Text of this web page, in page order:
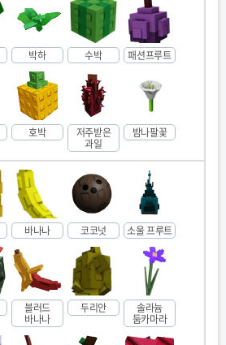
박하 수박 패션프루트
호박 저주받은
과일
밤나팔꽃
바나나 코코넛 소울 프루트
블러드
바나나
두리안 솔라늄
둠카마라